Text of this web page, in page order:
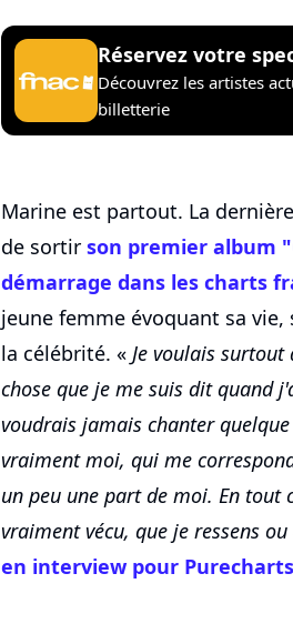
Réservez votre
Découvrez les artistes
billetterie
Marine est partout. La
de sortir son premier album
démarrage dans les charts
jeune femme évoquant sa
la célébrité. « Je voulais surtout
chose que je me suis dit quand
voudrais jamais chanter
vraiment moi, qui me
un peu une part de moi. En tout
vraiment vécu, que je ressens
en interview pour Purecharts